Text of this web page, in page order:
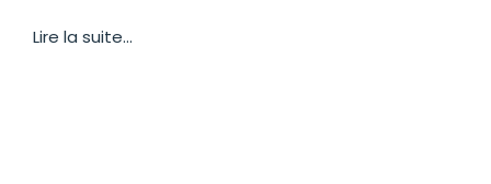
Lire la suite...